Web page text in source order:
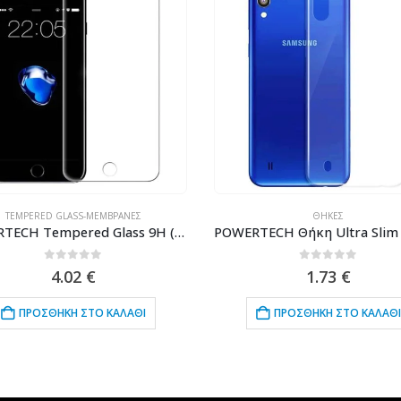
ΘΉΚΕΣ
POWERTECH Θήκη Ultra Slim για SAMSUNG Galaxy M10, διάφανη
1.73
ΠΡΟΣΘΉΚΗ ΣΤΟ ΚΑΛΆΘΙ
ΘΉΚΕΣ
5.36
ΠΡΟΣΘΉΚΗ ΣΤΟ